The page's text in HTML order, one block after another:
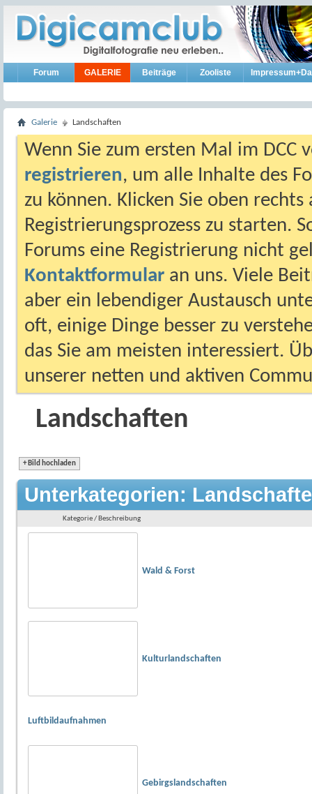
Forum GALERIE Beiträge Zooliste
Galerie Landschaften
Wenn Sie zum ersten Mal im DCC
registrieren, um alle Inhalte des
zu können. Klicken Sie oben
Registrierungsprozess zu starten.
Forums eine Registrierung nicht
Kontaktformular an uns. Viele
aber ein lebendiger Austausch
oft, einige Dinge besser zu
das Sie am meisten interessiert.
unserer netten und aktiven
Landschaften
+Bild hochladen
Unterkategorien:
Kategorie / Beschreibung
Wald & Forst
Kulturlandschaften
Luftbildaufnahmen
Gebirgslandschaften